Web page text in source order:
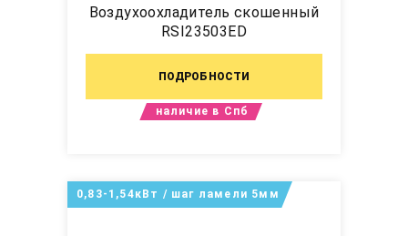
Воздухоохладитель скошенный
RSI23503ED
ПОДРОБНОСТИ
наличие в Спб
0,83-1,54кВт / шаг ламели 5мм